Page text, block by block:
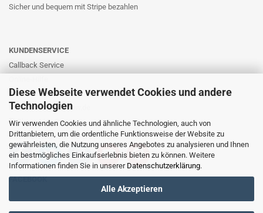
Diese Webseite verwendet Cookies und andere
Technologien
Wir verwenden Cookies und ähnliche Technologien, auch von
Drittanbietern, um die ordentliche Funktionsweise der Website zu
gewährleisten, die Nutzung unseres Angebotes zu analysieren und Ihnen
ein bestmögliches Einkaufserlebnis bieten zu können. Weitere
Informationen finden Sie in unserer Datenschutzerklärung.
Alle Akzeptieren
Sicher und bequem mit Stripe bezahlen
KUNDENSERVICE
Callback Service
Kontaktformular
E-Mail: info@likernow.de
Skype Live Support
Ihre Meinung und Ideen
FACEBOOK